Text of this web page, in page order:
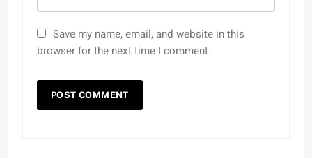
Save my name, email, and website in this
browser for the next time I comment.